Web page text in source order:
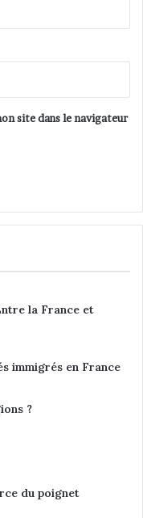
site dans le navigateur
la France et
immigrés en France
?
du poignet